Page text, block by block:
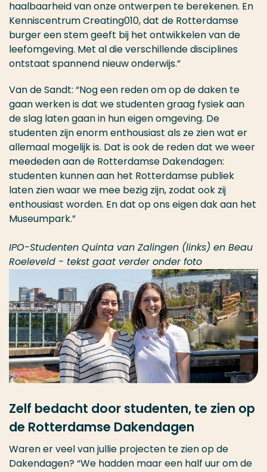
haalbaarheid van onze ontwerpen te berekenen. En
Kenniscentrum Creating010, dat de Rotterdamse
burger een stem geeft bij het ontwikkelen van de
leefomgeving. Met al die verschillende disciplines
ontstaat spannend nieuw onderwijs.”
Van de Sandt: “Nog een reden om op de daken te
gaan werken is dat we studenten graag fysiek aan
de slag laten gaan in hun eigen omgeving. De
studenten zijn enorm enthousiast als ze zien wat er
allemaal mogelijk is. Dat is ook de reden dat we weer
meededen aan de Rotterdamse Dakendagen:
studenten kunnen aan het Rotterdamse publiek
laten zien waar we mee bezig zijn, zodat ook zij
enthousiast worden. En dat op ons eigen dak aan het
Museumpark.”
IPO-Studenten Quinta van Zalingen (links) en Beau
Roeleveld - tekst gaat verder onder foto
Zelf bedacht door studenten, te zien op
de Rotterdamse Dakendagen
Waren er veel van jullie projecten te zien op de
Dakendagen? “We hadden maar een half uur om de